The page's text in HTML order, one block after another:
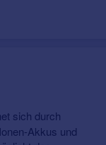
sich durch
Akkus und